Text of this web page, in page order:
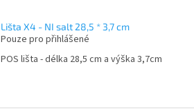
Lišta X4 - NI salt 28,5 * 3,7 cm
Pouze pro přihlášené
POS lišta - délka 28,5 cm a výška 3,7cm